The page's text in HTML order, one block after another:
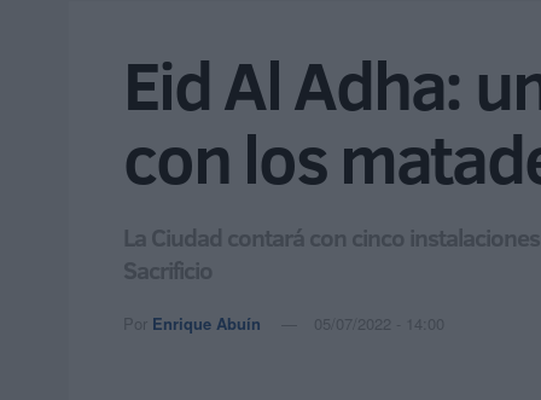
Eid Al Adha:
con los
La Ciudad contará con cinco
Sacrificio
Por Enrique Abuín 05/07/2022 - 14:00